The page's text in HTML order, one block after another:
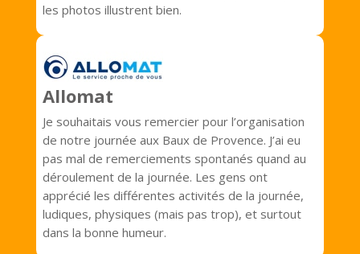
les photos illustrent bien.
Allomat
Je souhaitais vous remercier pour l’organisation
de notre journée aux Baux de Provence. J’ai eu
pas mal de remerciements spontanés quand au
déroulement de la journée. Les gens ont
apprécié les différentes activités de la journée,
ludiques, physiques (mais pas trop), et surtout
dans la bonne humeur.